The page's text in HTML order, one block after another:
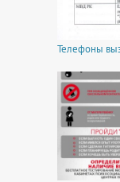
Телефоны